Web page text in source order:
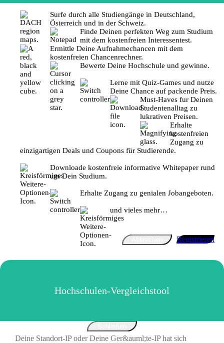
Surfe durch alle Studiengänge in Deutschland,
Österreich und in der Schweiz.
Finde Deinen perfekten Weg zum Studium
mit dem kostenfreien Interessentest.
Ermittle Deine Aufnahmechancen mit dem
kostenfreien Chancenrechner.
Bewerte Deine Hochschule und gewinne.
Lerne mit Quiz-Games und nutze
Deine Chance auf packende Preis.
Must-Haves fur Deinen
Studentenalltag zu
lukrativen Preisen.
Erhalte
kostenfreien
Zugang zu
einzigartigen Deals und Coupons für Studierende.
Downloade kostenfreie informative Whitepaper rund
um Dein Studium.
Erhalte Zugang zu genialen Jobangeboten.
und vieles mehr…
Registrieren
Hochschulen-Vergleichstool
Deine Standort-IP oder Deine Ger&auml;te-IP hat sich